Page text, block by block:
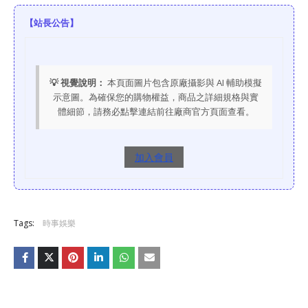
【站長公告】
💡 視覺說明： 本頁面圖片包含原廠攝影與 AI 輔助模擬
示意圖。為確保您的購物權益，商品之詳細規格與實
體細節，請務必點擊連結前往廠商官方頁面查看。
加入會員
Tags: 時事娛樂